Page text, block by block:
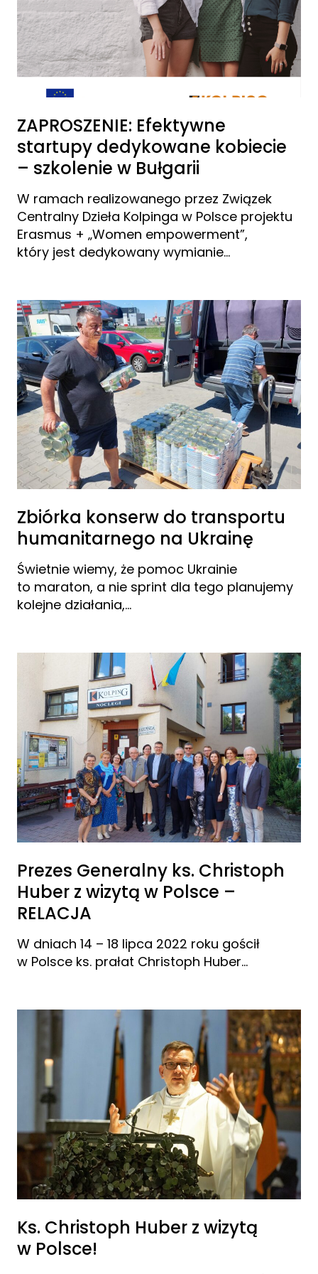
ZAPROSZENIE: Efektywne
startupy dedykowane kobiecie
– szkolenie w Bułgarii
W ramach realizowanego przez Związek
Centralny Dzieła Kolpinga w Polsce projektu
Erasmus + „Women empowerment”,
który jest dedykowany wymianie…
Zbiórka konserw do transportu
humanitarnego na Ukrainę
Świetnie wiemy, że pomoc Ukrainie
to maraton, a nie sprint dla tego planujemy
kolejne działania,…
Prezes Generalny ks. Christoph
Huber z wizytą w Polsce –
RELACJA
W dniach 14 – 18 lipca 2022 roku gościł
w Polsce ks. prałat Christoph Huber…
Ks. Christoph Huber z wizytą
w Polsce!